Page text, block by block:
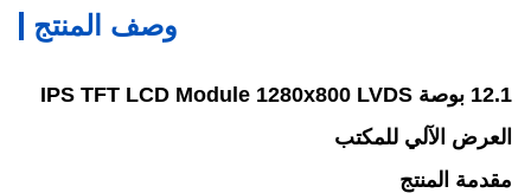
وصف المنتج
12.1 بوصة IPS TFT LCD Module 1280x800 LVDS
العرض الآلي للمكتب
مقدمة المنتج